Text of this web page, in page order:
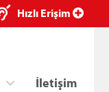
Hızlı Erişim
İletişim
×